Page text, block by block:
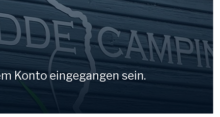
English
English
Konto eingegangen sein.